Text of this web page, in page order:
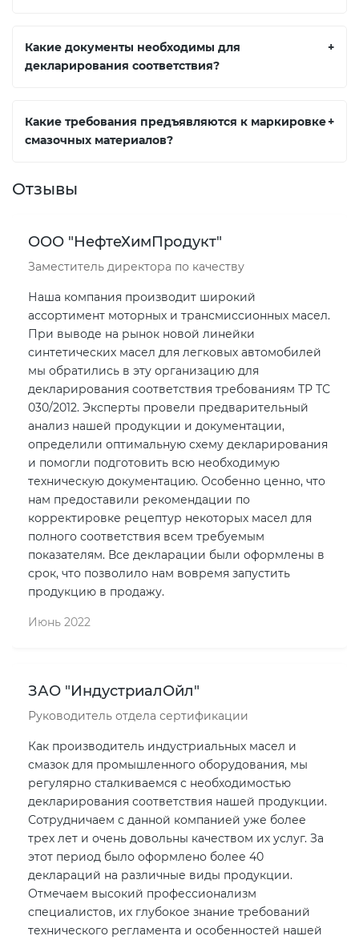
Какие документы необходимы для
декларирования соответствия?
+
Какие требования предъявляются к маркировке
смазочных материалов?
+
Отзывы
ООО "НефтеХимПродукт"
Заместитель директора по качеству
Наша компания производит широкий
ассортимент моторных и трансмиссионных масел.
При выводе на рынок новой линейки
синтетических масел для легковых автомобилей
мы обратились в эту организацию для
декларирования соответствия требованиям ТР ТС
030/2012. Эксперты провели предварительный
анализ нашей продукции и документации,
определили оптимальную схему декларирования
и помогли подготовить всю необходимую
техническую документацию. Особенно ценно, что
нам предоставили рекомендации по
корректировке рецептур некоторых масел для
полного соответствия всем требуемым
показателям. Все декларации были оформлены в
срок, что позволило нам вовремя запустить
продукцию в продажу.
Июнь 2022
ЗАО "ИндустриалОйл"
Руководитель отдела сертификации
Как производитель индустриальных масел и
смазок для промышленного оборудования, мы
регулярно сталкиваемся с необходимостью
декларирования соответствия нашей продукции.
Сотрудничаем с данной компанией уже более
трех лет и очень довольны качеством их услуг. За
этот период было оформлено более 40
деклараций на различные виды продукции.
Отмечаем высокий профессионализм
специалистов, их глубокое знание требований
технического регламента и особенностей нашей